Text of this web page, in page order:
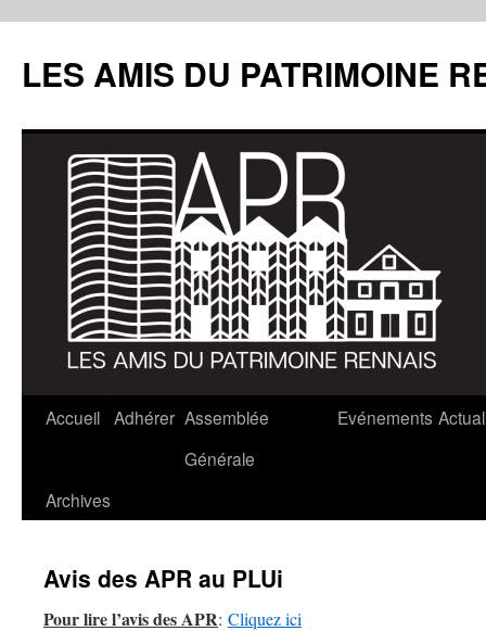
LES AMIS DU PATRIMOINE
Aller
contenu
Accueil Adhérer Assemblée
Générale
Evénements
Archives
Avis des APR au PLUi
Pour lire l’avis des APR: Cliquez ici